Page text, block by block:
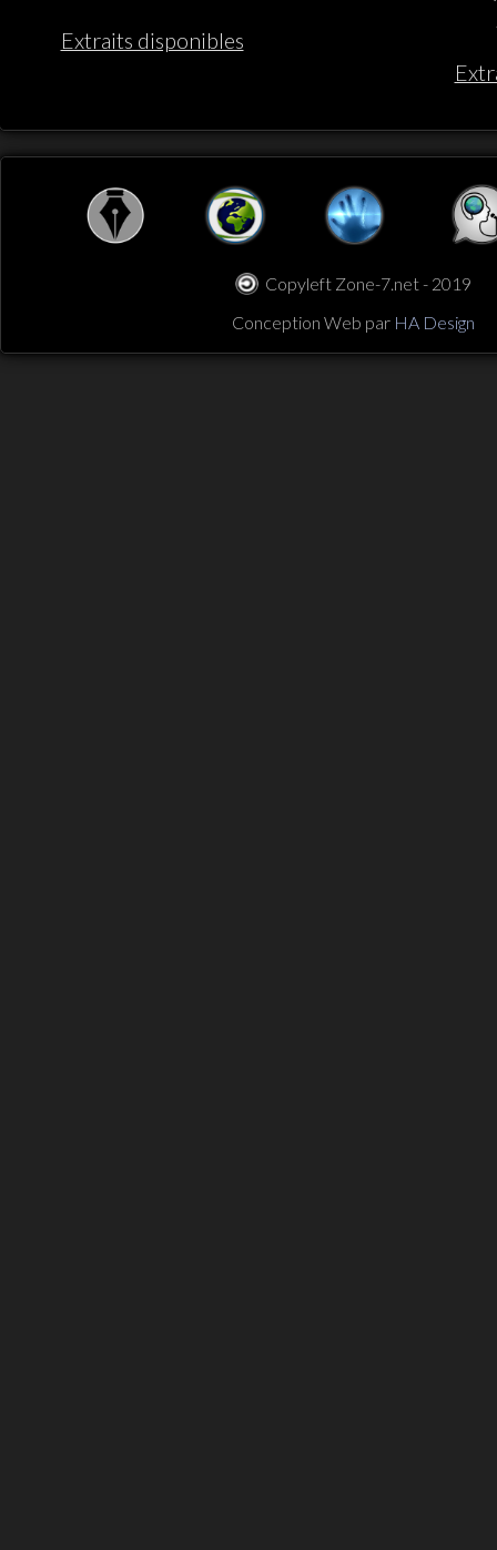
Extraits disponibles
Copyleft Zone-7.net - 2019
Conception Web par HA Design